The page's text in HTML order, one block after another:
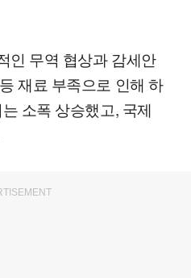
인 무역 협상과 감세안
재료 부족으로 인해 하
소폭 상승했고, 국제